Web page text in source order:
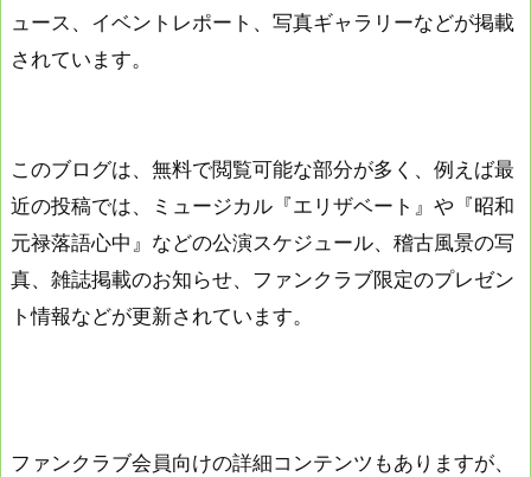
ュース、イベントレポート、写真ギャラリーなどが掲載
されています。
このブログは、無料で閲覧可能な部分が多く、例えば最
近の投稿では、ミュージカル『エリザベート』や『昭和
元禄落語心中』などの公演スケジュール、稽古風景の写
真、雑誌掲載のお知らせ、ファンクラブ限定のプレゼン
ト情報などが更新されています。
ファンクラブ会員向けの詳細コンテンツもありますが、